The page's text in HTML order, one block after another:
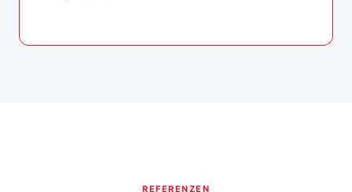
REFERENZEN